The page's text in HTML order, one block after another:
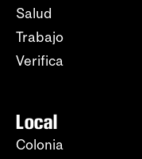
Salud
Trabajo
Verifica
Local
Colonia